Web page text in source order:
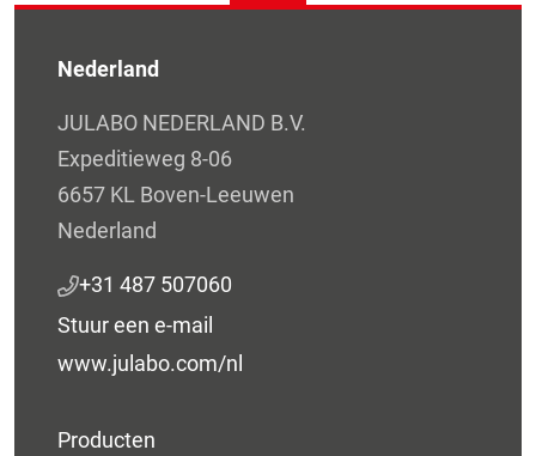
Nederland
JULABO NEDERLAND B.V.
Expeditieweg 8-06
6657 KL Boven-Leeuwen
Nederland
+31 487 507060
Stuur een e-mail
www.julabo.com/nl
Producten